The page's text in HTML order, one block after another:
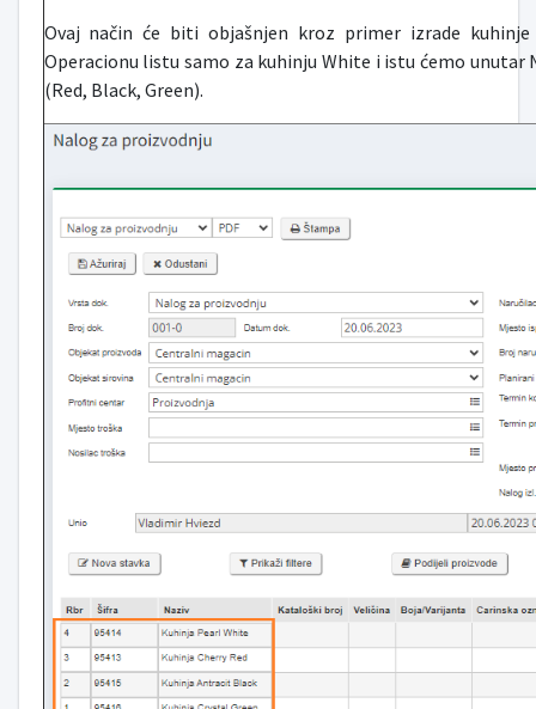
Ovaj način će biti objašnjen kroz primer izrade
Operacionu listu samo za kuhinju White i istu ćemo
(Red, Black, Green).